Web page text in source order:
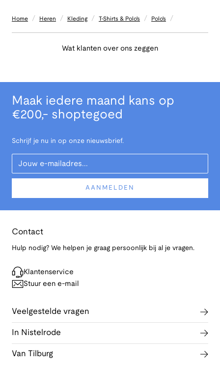
Home / Heren / Kleding / T-Shirts & Polo's / Polo's /
Wat klanten over ons zeggen
Maak iedere maand kans op
€200,- shoptegoed
Schrijf je nu in op onze nieuwsbrief.
Your Email
AANMELDEN
Contact
Hulp nodig? We helpen je graag persoonlijk bij al je vragen.
Klantenservice
Stuur een e-mail
Veelgestelde vragen
In Nistelrode
Van Tilburg